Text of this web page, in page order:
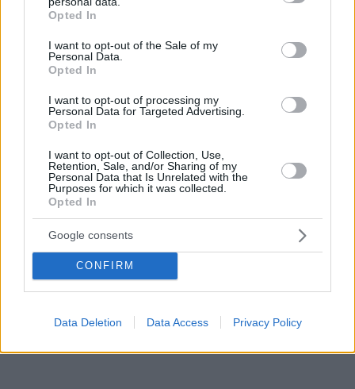
grant or deny consent to Google and its third-party tags to
use your data for below specified purposes in below Google
consent section.
Opted In
I want to opt-out of the Sale of my
Personal Data.
Opted In
I want to opt-out of processing my
Personal Data for Targeted Advertising.
Opted In
I want to opt-out of Collection, Use,
Retention, Sale, and/or Sharing of my
Personal Data that Is Unrelated with the
Purposes for which it was collected.
Opted In
Google consents
CONFIRM
Data Deletion Data Access Privacy Policy
ΑΠΑΝΤΗΣΗ
Βραχμαπούτρας
Η Κρήτη είναι πανέμορφη, αλλά έχει ένα μεγάλο
πρόβλημα.. πέτσακες κατοίκους... ζώα.. (συγγνώμη
Κρητικούς με αυτά..) απολίτιστους, ζηλόφθονες και
πραγματικά κακούς ανθρώπους... ένας σεισμός θα
έκανε καλό... τα ζωντόβολα θέλουν σασμούς...
ΑΠΑΝΤΗΣΗ
06.09.2024, 20:26
τι σας φαινεται τυχαιο οταν οι περισσοτεροι
βουλευτες ειναι μηλοποταμιτες?